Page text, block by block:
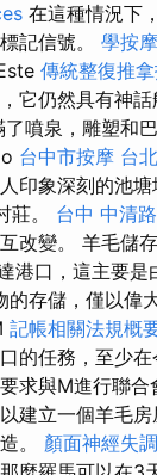
在這種情況下
記信號。 學按摩
傳統整復推
它仍然具有神話
噴泉，雕塑和
台中市按摩 台
印象深刻的池
莊。 台中 中清
改變。 羊毛儲
港口，這主要是
存儲，僅以偉
記帳相關法規概
的任務，至少
求與M進行聯合
建立一個羊毛
。 顏面神經失